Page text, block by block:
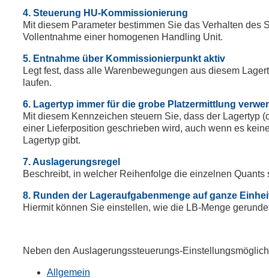
4. Steuerung HU-Kommissionierung
Mit diesem Parameter bestimmen Sie das Verhalten des
Vollentnahme einer homogenen Handling Unit.
5. Entnahme über Kommissionierpunkt aktiv
Legt fest, dass alle Warenbewegungen aus diesem
laufen.
6. Lagertyp immer für die grobe Platzermittlung
Mit diesem Kennzeichen steuern Sie, dass der Lagertyp
einer Lieferposition geschrieben wird, auch wenn es
Lagertyp gibt.
7. Auslagerungsregel
Beschreibt, in welcher Reihenfolge die einzelnen Quants
8. Runden der Lageraufgabenmenge auf ganze
Hiermit können Sie einstellen, wie die LB-Menge
Neben den Auslagerungssteuerungs-
Allgemein